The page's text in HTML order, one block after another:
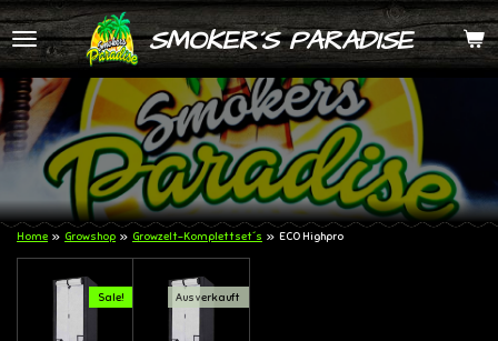
Zum
Hauptinhalt
springen
SMOKER´S PARADISE
Home » Growshop » Growzelt-Komplettset´s » ECO Highpro
Sale! Ausverkauft